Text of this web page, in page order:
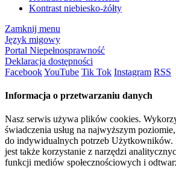
Kontrast niebiesko-żółty
Zamknij menu
Język migowy
Portal Niepełnosprawność
Deklaracja dostępności
FacebookYouTube Tik Tok Instagram RSS
Informacja o przetwarzaniu danych
Nasz serwis używa plików cookies.
świadczenia usług na najwyższym
do indywidualnych potrzeb
jest także korzystanie z narzędzi
funkcji mediów społecznościowych i